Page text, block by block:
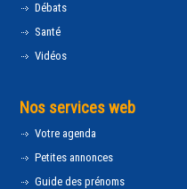
Débats
Santé
Vidéos
Nos services web
Votre agenda
Petites annonces
Guide des prénoms